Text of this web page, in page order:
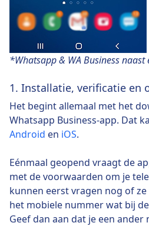
*Whatsapp & WA Business
1. Installatie, verificatie en
Het begint allemaal met het
Whatsapp Business-app. Dat
Android en iOS.
Eénmaal geopend vraagt de
met de voorwaarden om je
kunnen eerst vragen nog of
het mobiele nummer wat bij
Geef dan aan dat je een